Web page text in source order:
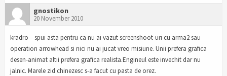
gnostikon
20 November 2010
kradro – spui asta pentru ca nu ai vazut screenshoot-uri cu arma2 sau
operation arrowhead si nici nu ai jucat vreo misiune. Unii prefera grafica
desen-animat altii prefera grafica realista.Engineul este invechit dar nu
jalnic. Marele zid chinezesc s-a facut cu pasta de orez.